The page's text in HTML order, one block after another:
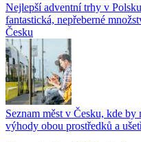
Nejlepší adventní trhy v
fantastická, nepřeberné
Česku
Seznam měst v Česku, kde
výhody obou prostředků a